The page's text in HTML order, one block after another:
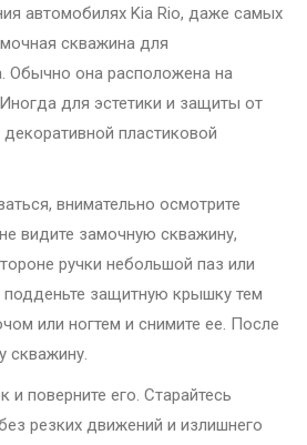
автомобилях Kia Rio, даже самых
скважина для
Обычно она расположена на
для эстетики и защиты от
пластиковой
внимательно осмотрите
видите замочную скважину,
ручки небольшой паз или
подденьте защитную крышку тем
или ногтем и снимите ее. После
скважину.
и поверните его. Старайтесь
резких движений и излишнего